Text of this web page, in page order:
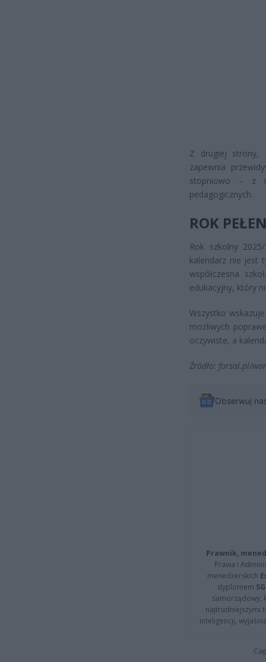
Z drugiej strony,
zapewnia
stopniowo – z
pedagogicznych.
ROK
Rok szkolny
kalendarz nie jest
współczesna
edukacyjny, który
Wszystko
możliwych
oczywiste, a
Źródło: forsal.pl/
Obserwuj
Prawnik,
Prawa i
menedżerskich
dyplomem
samorządowy,
najtrudniejszymi
inteligencji,